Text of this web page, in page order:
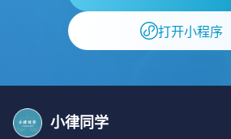
打开小程序
小律同学